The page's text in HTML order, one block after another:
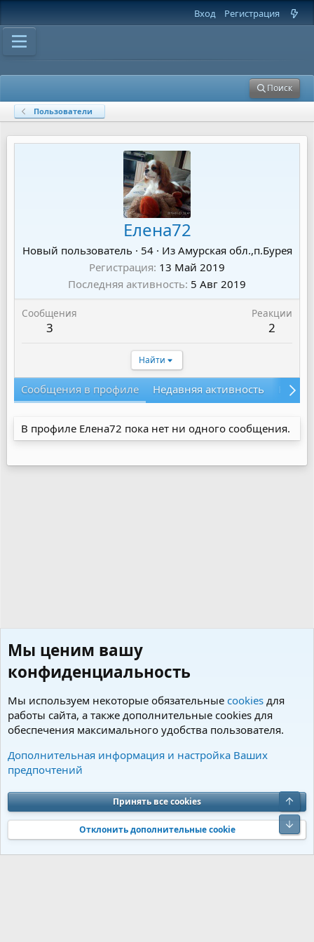
Вход Регистрация
Поиск
Пользователи
Елена72
Новый пользователь · 54 · Из Амурская обл.,п.Бурея
Регистрация 13 Май 2019
Последняя активность 5 Авг 2019
Сообщения
3
Реакции
2
Найти
Сообщения в профиле Недавняя активность
В профиле Елена72 пока нет ни одного сообщения.
Пользователи
Cookies Charm by DCom
Обратная связь
Условия и правила
Политика конфиденциальности
Помощь
S
S
Community platform by XenForo® © 2010-2026 XenForo Ltd. Перевод от
Jumuro®|Media embeds via s9e/MediaSites
Мы ценим вашу
конфиденциальность
Мы используем некоторые обязательные cookies для
работы сайта, а также дополнительные cookies для
обеспечения максимального удобства пользователя.
Дополнительная информация и настройка Ваших
предпочтений
Принять все cookies
Отклонить дополнительные cookie
Верх
Низ